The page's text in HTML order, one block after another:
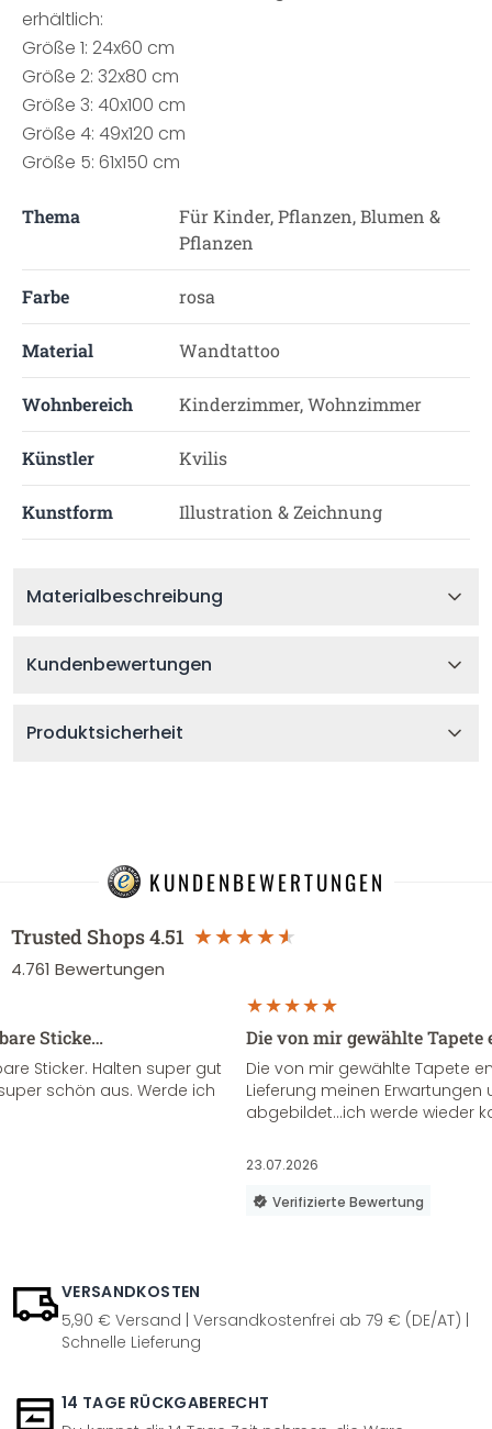
erhältlich:
Größe 1: 24x60 cm
Größe 2: 32x80 cm
Größe 3: 40x100 cm
Größe 4: 49x120 cm
Größe 5: 61x150 cm
Thema
Für Kinder, Pflanzen, Blumen &
Pflanzen
Farbe rosa
Material Wandtattoo
Wohnbereich Kinderzimmer, Wohnzimmer
Künstler Kvilis
Kunstform Illustration & Zeichnung
Materialbeschreibung
Kundenbewertungen
Produktsicherheit
KUNDENBEWERTUNGEN
Trusted Shops4.51
4.761 Bewertungen
Sticke…
Sticker. Halten super gut
schön aus. Werde ich
Die von mir gewählte
Die von mir gewählte Tapete
Lieferung meinen Erwartungen
abgebildet...ich werde wieder
23.07.2026
Verifizierte Bewertung
VERSANDKOSTEN
5,90 € Versand | Versandkostenfrei ab 79 € (DE/AT) |
Schnelle Lieferung
14 TAGE RÜCKGABERECHT